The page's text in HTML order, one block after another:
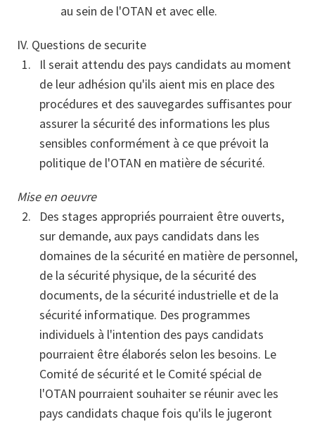
au sein de l'OTAN et avec elle.
IV. Questions de securite
Il serait attendu des pays candidats au moment
de leur adhésion qu'ils aient mis en place des
procédures et des sauvegardes suffisantes pour
assurer la sécurité des informations les plus
sensibles conformément à ce que prévoit la
politique de l'OTAN en matière de sécurité.
Mise en oeuvre
Des stages appropriés pourraient être ouverts,
sur demande, aux pays candidats dans les
domaines de la sécurité en matière de personnel,
de la sécurité physique, de la sécurité des
documents, de la sécurité industrielle et de la
sécurité informatique. Des programmes
individuels à l'intention des pays candidats
pourraient être élaborés selon les besoins. Le
Comité de sécurité et le Comité spécial de
l'OTAN pourraient souhaiter se réunir avec les
pays candidats chaque fois qu'ils le jugeront